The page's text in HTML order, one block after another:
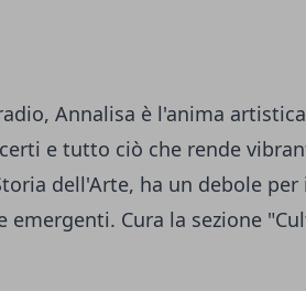
Annalisa è l'anima
e tutto ciò che rende
dell'Arte, ha un debole per i
Cura la sezione